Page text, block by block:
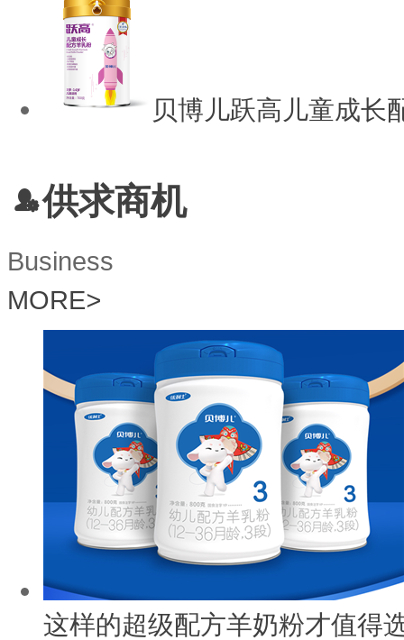
贝博儿跃高儿童成长
供求商机
Business
MORE>
这样的超级配方羊奶粉才值得